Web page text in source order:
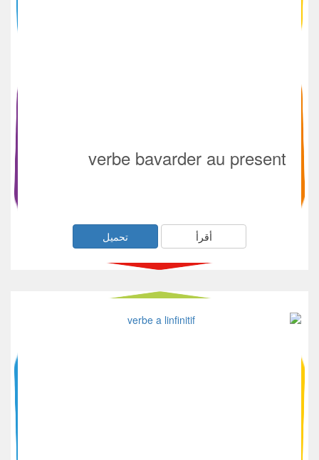
verbe bavarder au present
أقرأ تحميل